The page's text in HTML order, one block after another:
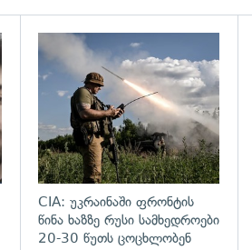
გადახედვა
CIA: უკრაინაში ფრონტის
წინა ხაზზე რუსი სამხედროები
20-30 წუთს ცოცხლობენ